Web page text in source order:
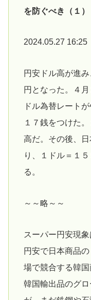
を防ぐべき（１）
2024.05.27 16:25
円安ドル高が進
円となった。４
ドル為替レート
１７銭をつけた
高だ。その後、
り、１ドル＝１
る。
～～略～～
スーパー円安現
円安で日本商品
場で競合する韓国
韓国輸出品のグ